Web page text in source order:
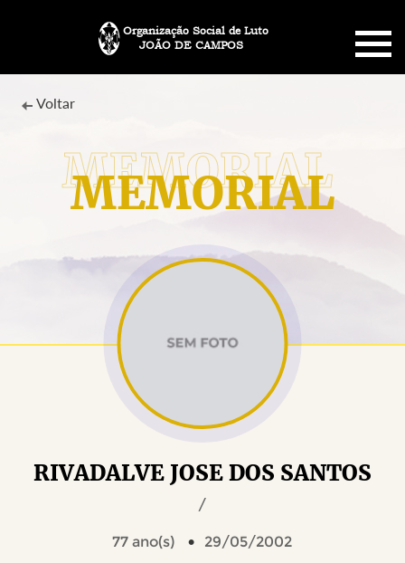
JOÃO DE CAMPOS
Organização Social de Luto
SOBRE NÓS
PLANO FUNERÁRIO
MENSAGENS
MEMORIAL
Voltar
RIVADALVE JOSE DOS SANTOS
/
77 ano(s) 29/05/2002